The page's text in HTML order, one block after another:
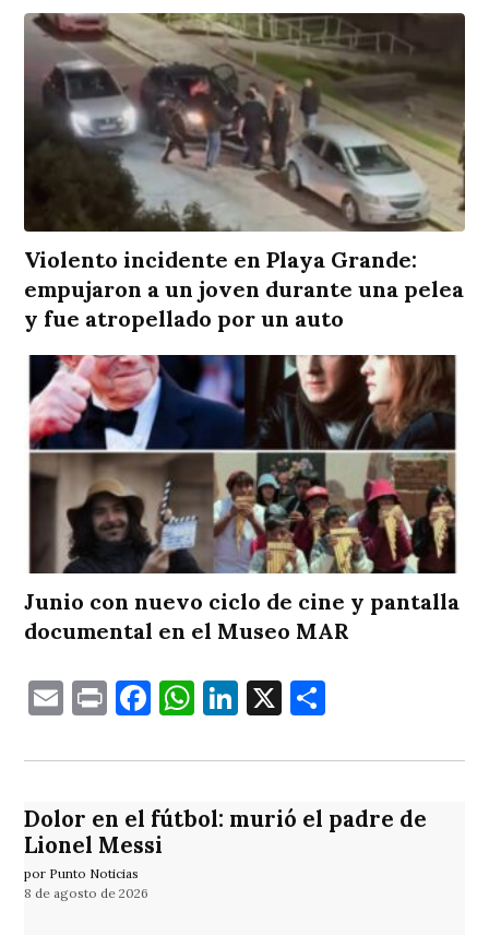
Violento incidente en Playa Grande:
empujaron a un joven durante una pelea
y fue atropellado por un auto
Junio con nuevo ciclo de cine y pantalla
documental en el Museo MAR
EmailPrintFacebook
WhatsApp
LinkedIn
X
Dolor en el fútbol: murió el padre de
Lionel Messi
por Punto Noticias
8 de agosto de 2026